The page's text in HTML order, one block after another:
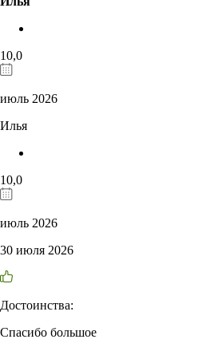
10,0
июль 2026
Илья
10,0
июль 2026
30 июля 2026
Достоинства:
Спасибо большое